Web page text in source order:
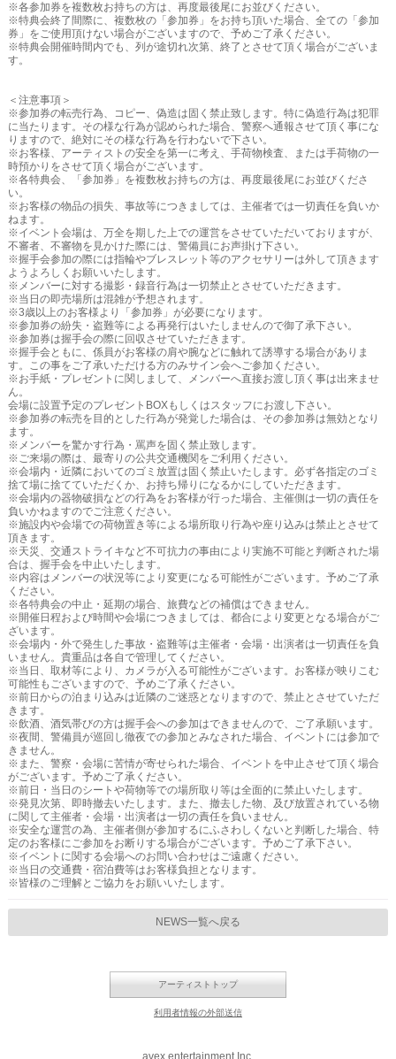
※各参加券を複数枚お持ちの方は、再度最後尾にお並びください。
※特典会終了間際に、複数枚の「参加券」をお持ち頂いた場合、全ての「参加
券」をご使用頂けない場合がございますので、予めご了承ください。
※特典会開催時間内でも、列が途切れ次第、終了とさせて頂く場合がございま
す。
＜注意事項＞
※参加券の転売行為、コピー、偽造は固く禁止致します。特に偽造行為は犯罪
に当たります。その様な行為が認められた場合、警察へ通報させて頂く事にな
りますので、絶対にその様な行為を行わないで下さい。
※お客様、アーティストの安全を第一に考え、手荷物検査、または手荷物の一
時預かりをさせて頂く場合がございます。
※各特典会、「参加券」を複数枚お持ちの方は、再度最後尾にお並びくださ
い。
※お客様の物品の損失、事故等につきましては、主催者では一切責任を負いか
ねます。
※イベント会場は、万全を期した上での運営をさせていただいておりますが、
不審者、不審物を見かけた際には、警備員にお声掛け下さい。
※握手会参加の際には指輪やブレスレット等のアクセサリーは外して頂きます
ようよろしくお願いいたします。
※メンバーに対する撮影・録音行為は一切禁止とさせていただきます。
※当日の即売場所は混雑が予想されます。
※3歳以上のお客様より「参加券」が必要になります。
※参加券の紛失・盗難等による再発行はいたしませんので御了承下さい。
※参加券は握手会の際に回収させていただきます。
※握手会ともに、係員がお客様の肩や腕などに触れて誘導する場合がありま
す。この事をご了承いただける方のみサイン会へご参加ください。
※お手紙・プレゼントに関しまして、メンバーへ直接お渡し頂く事は出来ませ
ん。
会場に設置予定のプレゼントBOXもしくはスタッフにお渡し下さい。
※参加券の転売を目的とした行為が発覚した場合は、その参加券は無効となり
ます。
※メンバーを驚かす行為・罵声を固く禁止致します。
※ご来場の際は、最寄りの公共交通機関をご利用ください。
※会場内・近隣においてのゴミ放置は固く禁止いたします。必ず各指定のゴミ
捨て場に捨てていただくか、お持ち帰りになるかにしていただきます。
※会場内の器物破損などの行為をお客様が行った場合、主催側は一切の責任を
負いかねますのでご注意ください。
※施設内や会場での荷物置き等による場所取り行為や座り込みは禁止とさせて
頂きます。
※天災、交通ストライキなど不可抗力の事由により実施不可能と判断された場
合は、握手会を中止いたします。
※内容はメンバーの状況等により変更になる可能性がございます。予めご了承
ください。
※各特典会の中止・延期の場合、旅費などの補償はできません。
※開催日程および時間や会場につきましては、都合により変更となる場合がご
ざいます。
※会場内・外で発生した事故・盗難等は主催者・会場・出演者は一切責任を負
いません。貴重品は各自で管理してください。
※当日、取材等により、カメラが入る可能性がございます。お客様が映りこむ
可能性もございますので、予めご了承ください。
※前日からの泊まり込みは近隣のご迷惑となりますので、禁止とさせていただ
きます。
※飲酒、酒気帯びの方は握手会への参加はできませんので、ご了承願います。
※夜間、警備員が巡回し徹夜での参加とみなされた場合、イベントには参加で
きません。
※また、警察・会場に苦情が寄せられた場合、イベントを中止させて頂く場合
がございます。予めご了承ください。
※前日・当日のシートや荷物等での場所取り等は全面的に禁止いたします。
※発見次第、即時撤去いたします。また、撤去した物、及び放置されている物
に関して主催者・会場・出演者は一切の責任を負いません。
※安全な運営の為、主催者側が参加するにふさわしくないと判断した場合、特
定のお客様にご参加をお断りする場合がございます。予めご了承下さい。
※イベントに関する会場へのお問い合わせはご遠慮ください。
※当日の交通費・宿泊費等はお客様負担となります。
※皆様のご理解とご協力をお願いいたします。
NEWS一覧へ戻る
アーティストトップ
利用者情報の外部送信
avex entertainment Inc.